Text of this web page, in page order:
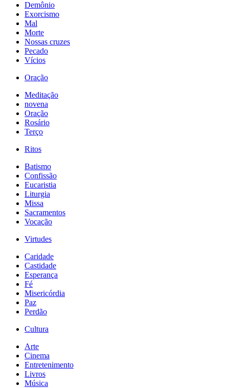
Demônio
Exorcismo
Mal
Morte
Nossas cruzes
Pecado
Vícios
Oração
Meditação
novena
Oração
Rosário
Terço
Ritos
Batismo
Confissão
Eucaristia
Liturgia
Missa
Sacramentos
Vocação
Virtudes
Caridade
Castidade
Esperança
Fé
Misericórdia
Paz
Perdão
Cultura
Arte
Cinema
Entretenimento
Livros
Música